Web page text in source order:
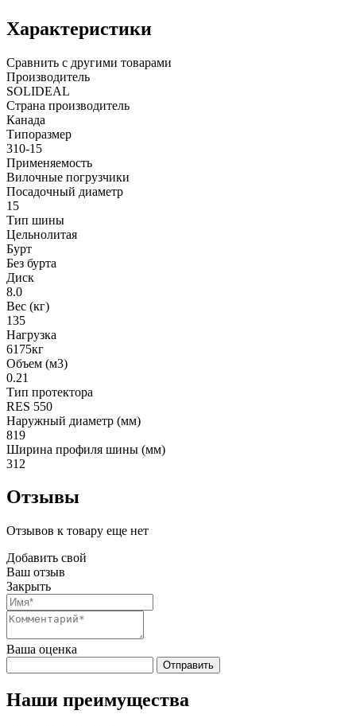
Характеристики
Сравнить с другими товарами
Производитель
SOLIDEAL
Страна производитель
Канада
Типоразмер
310-15
Применяемость
Вилочные погрузчики
Посадочный диаметр
15
Тип шины
Цельнолитая
Бурт
Без бурта
Диск
8.0
Вес (кг)
135
Нагрузка
6175кг
Объем (м3)
0.21
Тип протектора
RES 550
Наружный диаметр (мм)
819
Ширина профиля шины (мм)
312
Отзывы
Отзывов к товару еще нет
Добавить свой
Ваш отзыв
Закрыть
Ваша оценка
Отправить
Наши преимущества